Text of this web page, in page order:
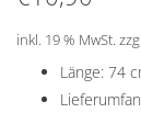
inkl. 19 % MwSt.
Länge: 74